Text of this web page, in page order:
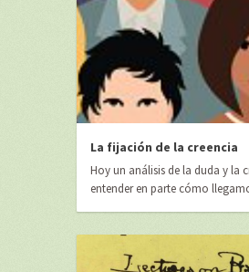
La fijación de la creencia
Hoy un análisis de la duda y la
entender en parte cómo